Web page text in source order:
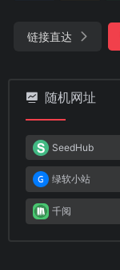
链接直达
随机网址
SeedHub
绿软小站
千阅